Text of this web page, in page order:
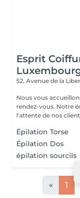
Esprit
52, Avenue de la
Nous vous
rendez-vous. Notre
l'attente de nos
Épilation Torse
Épilation Dos
épilation sourcils
« 1